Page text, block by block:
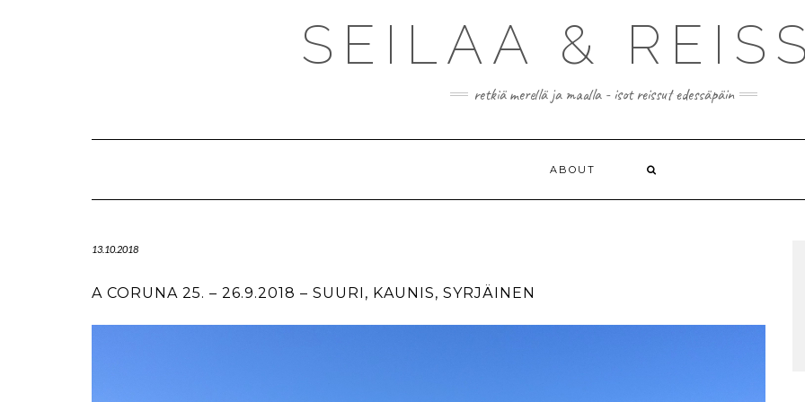
SEILAA &
retkiä merellä ja maalla - isot reissut edessäpäin
ABOUT
13.10.2018
A CORUNA 25. – 26.9.2018 – SUURI, KAUNIS, SYRJÄINEN